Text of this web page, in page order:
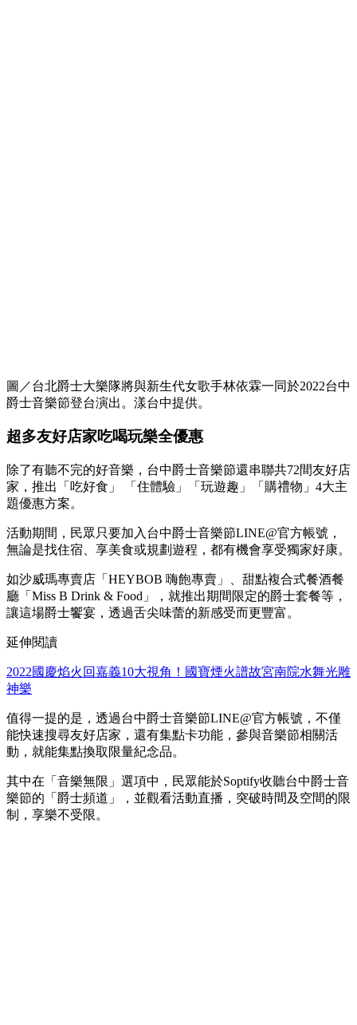
圖／台北爵士大樂隊將與新生代女歌手林依霖一同於2022台中
爵士音樂節登台演出。漾台中提供。
超多友好店家吃喝玩樂全優惠
除了有聽不完的好音樂，台中爵士音樂節還串聯共72間友好店
家，推出「吃好食」 「住體驗」「玩遊趣」「購禮物」4大主
題優惠方案。
活動期間，民眾只要加入台中爵士音樂節LINE@官方帳號，
無論是找住宿、享美食或規劃遊程，都有機會享受獨家好康。
如沙威瑪專賣店「HEYBOB 嗨飽專賣」、甜點複合式餐酒餐
廳「Miss B Drink & Food」，就推出期間限定的爵士套餐等，
讓這場爵士饗宴，透過舌尖味蕾的新感受而更豐富。
延伸閱讀
2022國慶焰火回嘉義10大視角！國寶煙火譜故宮南院水舞光雕
神樂
值得一提的是，透過台中爵士音樂節LINE@官方帳號，不僅
能快速搜尋友好店家，還有集點卡功能，參與音樂節相關活
動，就能集點換取限量紀念品。
其中在「音樂無限」選項中，民眾能於Soptify收聽台中爵士音
樂節的「爵士頻道」，並觀看活動直播，突破時間及空間的限
制，享樂不受限。